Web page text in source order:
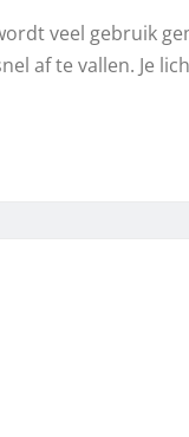
veel gebruik
af te vallen. Je